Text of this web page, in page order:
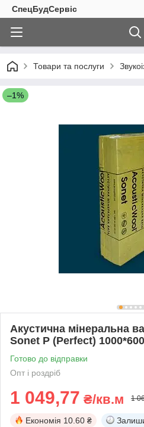
СпецБудСервіс
Товари та послуги
–1%
Акустична мінеральна
Sonet P (Perfect)
Готово до відправки
Опт і роздріб
1 049,77 ₴/кв.м 1
Економія 10.60 ₴